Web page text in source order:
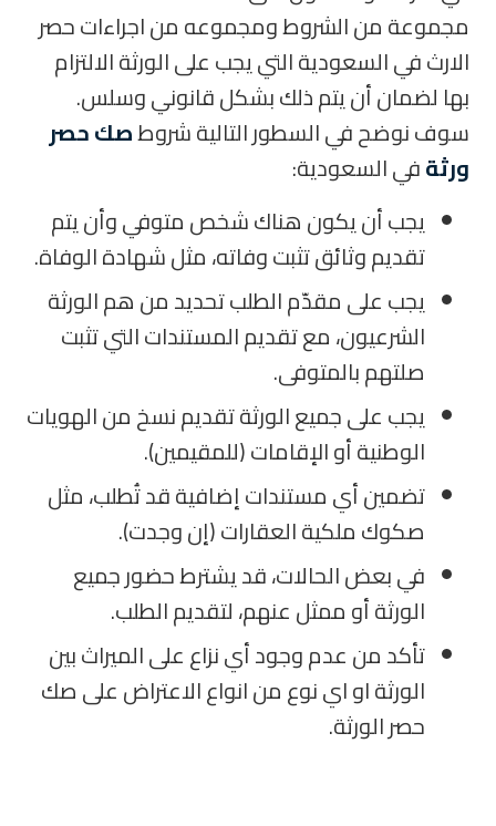
مجموعة من الشروط ومجموعه من اجراءات حصر
الارث في السعودية التي يجب على الورثة الالتزام
بها لضمان أن يتم ذلك بشكل قانوني وسلس.
سوف نوضح في السطور التالية شروطصك حصر
ورثةفي السعودية:
يجب أن يكون هناك شخص متوفي وأن يتم
تقديم وثائق تثبت وفاته، مثل شهادة الوفاة.
يجب على مقدّم الطلب تحديد من هم الورثة
الشرعيون، مع تقديم المستندات التي تثبت
صلتهم بالمتوفى.
يجب على جميع الورثة تقديم نسخ من الهويات
الوطنية أو الإقامات (للمقيمين).
تضمين أي مستندات إضافية قد تُطلب، مثل
صكوك ملكية العقارات (إن وجدت).
في بعض الحالات، قد يشترط حضور جميع
الورثة أو ممثل عنهم، لتقديم الطلب.
تأكد من عدم وجود أي نزاع على الميراث بين
الورثة او اي نوع من انواع الاعتراض على صك
حصر الورثة.